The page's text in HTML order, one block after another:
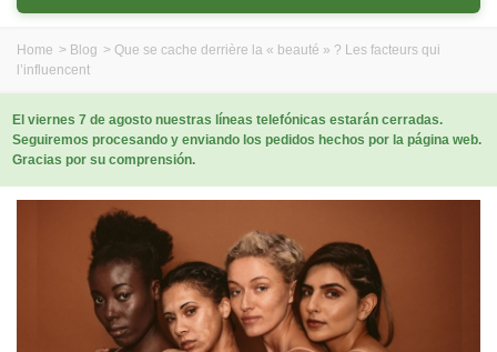
Home > Blog > Que se cache derrière la « beauté » ? Les facteurs qui
l’influencent
El viernes 7 de agosto nuestras líneas telefónicas estarán cerradas.
Seguiremos procesando y enviando los pedidos hechos por la página web.
Gracias por su comprensión.